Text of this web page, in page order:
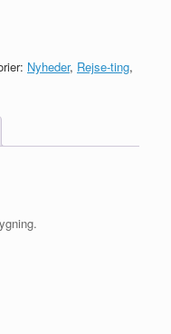
Nyheder, Rejse-ting,